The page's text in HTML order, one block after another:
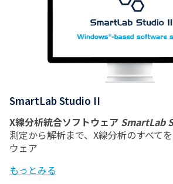
SmartLab Studio II
X線分析統合ソフトウェア SmartLab
測定から解析まで、X線分析のすべて
ウェア
もっとみる